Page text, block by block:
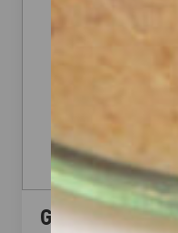
Gegrillte